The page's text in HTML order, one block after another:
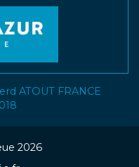
ATOUT FRANCE
2026